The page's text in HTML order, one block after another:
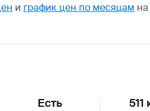
и график цен по месяцам
Есть 511